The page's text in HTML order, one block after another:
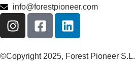
info@forestpioneer.com
©Copyright 2025, Forest Pioneer S.L.